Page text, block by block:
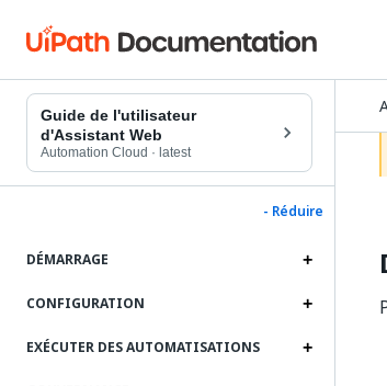
Guide de l'utilisateur
d'Assistant Web
Automation Cloud · latest
- Réduire
DÉMARRAGE
CONFIGURATION
EXÉCUTER DES AUTOMATISATIONS